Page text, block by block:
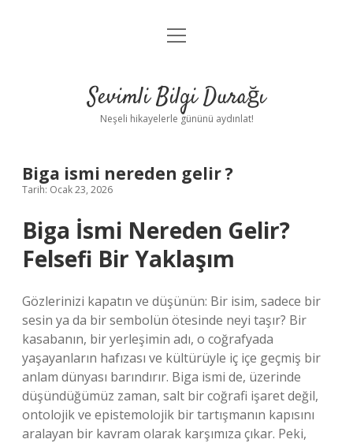
Anasayfa
Yasal Uyarı
menüyü
Sevimli Bilgi Durağı
Neşeli hikayelerle gününü aydınlat!
Biga ismi nereden gelir ?
Tarih: Ocak 23, 2026
Biga İsmi Nereden Gelir?
Felsefi Bir Yaklaşım
Gözlerinizi kapatın ve düşünün: Bir isim, sadece bir
sesin ya da bir sembolün ötesinde neyi taşır? Bir
kasabanın, bir yerleşimin adı, o coğrafyada
yaşayanların hafızası ve kültürüyle iç içe geçmiş bir
anlam dünyası barındırır. Biga ismi de, üzerinde
düşündüğümüz zaman, salt bir coğrafi işaret değil,
ontolojik ve epistemolojik bir tartışmanın kapısını
aralayan bir kavram olarak karşımıza çıkar. Peki,